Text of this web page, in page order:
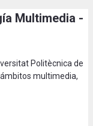
Multimedia -
Politècnica de
multimedia,